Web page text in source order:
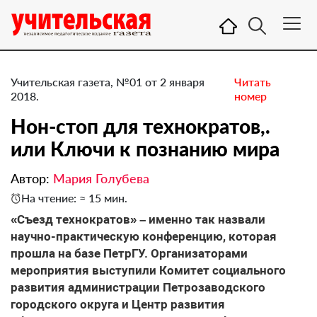
Учительская газета, №01 от 2 января
2018.
Читать
номер
Нон-стоп для технократов,.
или Ключи к познанию мира
Автор: Мария Голубева
На чтение: ≈ 15 мин.
«Съезд технократов» – именно так назвали
научно-практическую конференцию, которая
прошла на базе ПетрГУ. Организаторами
мероприятия выступили Комитет социального
развития администрации Петрозаводского
городского округа и Центр развития